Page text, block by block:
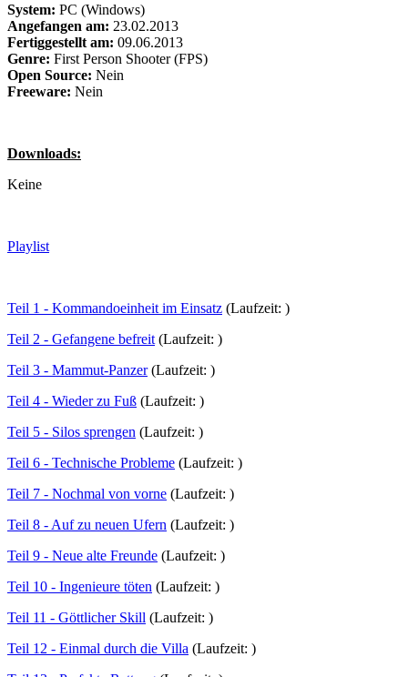
System: PC (Windows)
Angefangen am: 23.02.2013
Fertiggestellt am: 09.06.2013
Genre: First Person Shooter (FPS)
Open Source: Nein
Freeware: Nein
Downloads:
Keine
Playlist
Teil 1 - Kommandoeinheit im Einsatz (Laufzeit: )
Teil 2 - Gefangene befreit (Laufzeit: )
Teil 3 - Mammut-Panzer(Laufzeit: )
Teil 4 - Wieder zu Fuß (Laufzeit: )
Teil 5 - Silos sprengen (Laufzeit: )
Teil 6 - Technische Probleme (Laufzeit: )
Teil 7 - Nochmal von vorne (Laufzeit: )
Teil 8 - Auf zu neuen Ufern (Laufzeit: )
Teil 9 - Neue alte Freunde (Laufzeit: )
Teil 10 - Ingenieure töten (Laufzeit: )
Teil 11 - Göttlicher Skill (Laufzeit: )
Teil 12 - Einmal durch die Villa (Laufzeit: )